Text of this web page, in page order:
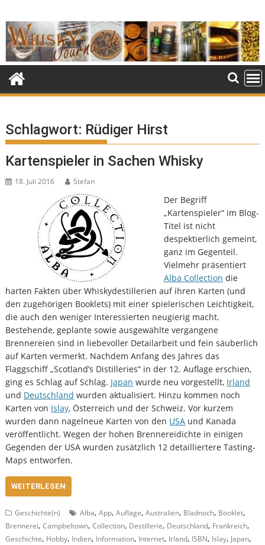
to
content
Schlagwort: Rüdiger Hirst
Kartenspieler in Sachen Whisky
18. Juli 2016 Stefan
Der Begriff
„Kartenspieler“ im Blog-
Titel ist nicht
despektierlich gemeint,
ganz im Gegenteil.
Vielmehr präsentiert
Alba Collection die
harten Fakten über Whiskydestillerien auf ihren Karten (und
den zugehörigen Booklets) mit einer spielerischen Leichtigkeit,
die auch den weniger Interessierten neugierig macht.
Bestehende, geplante sowie ausgewählte vergangene
Brennereien sind in liebevoller Detailarbeit und fein säuberlich
auf Karten vermerkt. Nachdem Anfang des Jahres das
Flaggschiff „Scotland’s Distilleries“ in der 12. Auflage erschien,
ging es Schlag auf Schlag. Japan wurde neu vorgestellt, Irland
und Deutschland wurden aktualisiert. Hinzu kommen noch
Karten von Islay, Österreich und der Schweiz. Vor kurzem
wurden dann nagelneue Karten von den USA und Kanada
veröffentlicht. Wegen der hohen Brennereidichte in einigen
Gegenden der USA wurden zusätzlich 12 detailliertere Tasting-
Maps entworfen.
WEITERLESEN
Geschichte(n) Alba,App,Auflage,Australien, Bladnoch, Booklet,
Brennerei,Campbeltown,Collection, Destillerie, Deutschland, Frankreich,
Geschichte, Hobby, Indien, Information, Internet, Irland, ISBN, Islay, Japan,